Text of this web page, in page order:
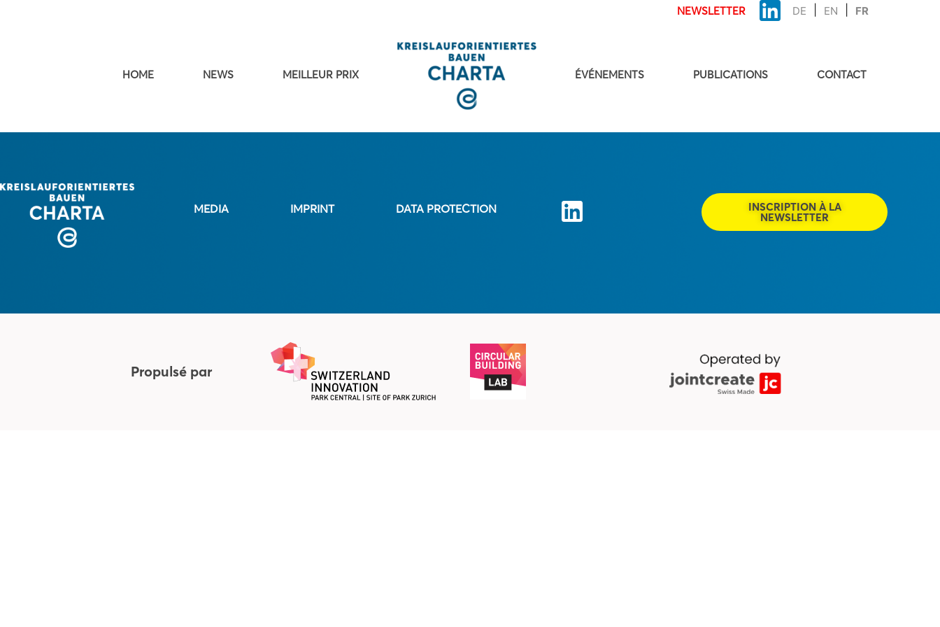
NEWSLETTER DE EN FR
HOME NEWS MEILLEUR PRIX ÉVÉNEMENTS PUBLICATIONS CONTACT
MEDIA IMPRINT DATA PROTECTION INSCRIPTION À LA
NEWSLETTER
Propulsé par